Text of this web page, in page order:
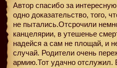
Aвтор спасибо за
одно доказательство, того,
не пытались.Отсрочили
канцелярии, в утешенье
надейся а сам не площай, и
случай. Родители очень
армию.Тот удачно отслужил.